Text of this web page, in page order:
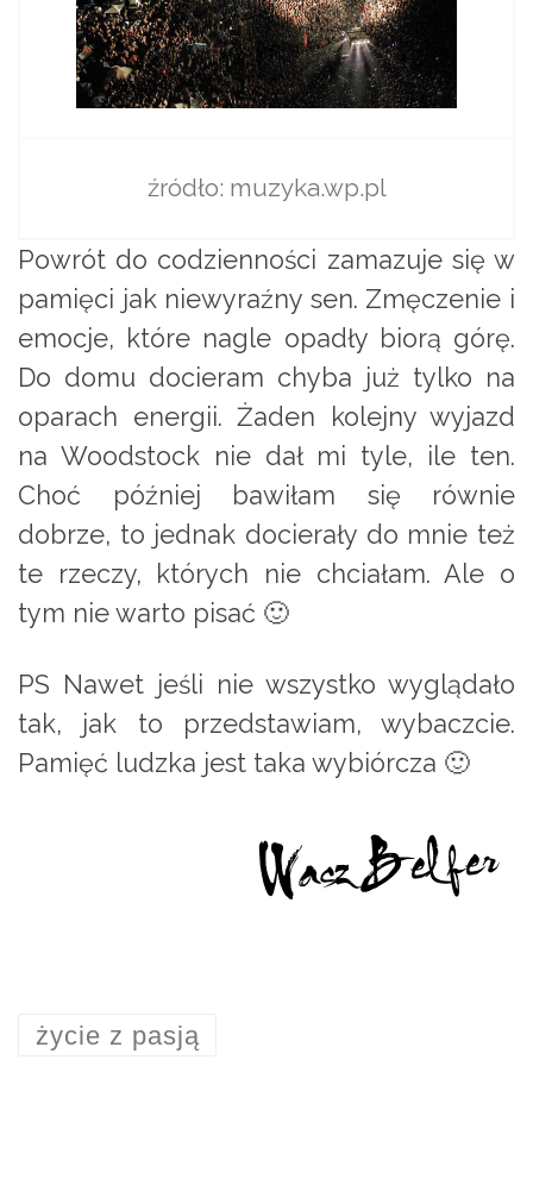
źródło: muzyka.wp.pl
Powrót do codzienności zamazuje się w
pamięci jak niewyraźny sen. Zmęczenie i
emocje, które nagle opadły biorą górę.
Do domu docieram chyba już tylko na
oparach energii. Żaden kolejny wyjazd
na Woodstock nie dał mi tyle, ile ten.
Choć później bawiłam się równie
dobrze, to jednak docierały do mnie też
te rzeczy, których nie chciałam. Ale o
tym nie warto pisać 🙂
PS Nawet jeśli nie wszystko wyglądało
tak, jak to przedstawiam, wybaczcie.
Pamięć ludzka jest taka wybiórcza 🙂
życie z pasją